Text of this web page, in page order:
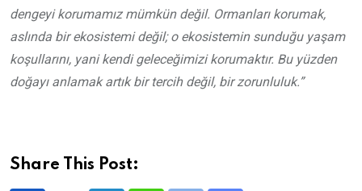
dengeyi korumamız mümkün değil. Ormanları korumak,
aslında bir ekosistemi değil; o ekosistemin sunduğu yaşam
koşullarını, yani kendi geleceğimizi korumaktır. Bu yüzden
doğayı anlamak artık bir tercih değil, bir zorunluluk.”
Share This Post: